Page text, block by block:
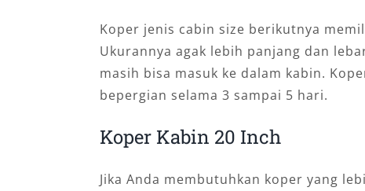
Koper jenis cabin size berikutnya
Ukurannya agak lebih panjang dan
masih bisa masuk ke dalam kabin.
bepergian selama 3 sampai 5 hari.
Koper Kabin 20 Inch
Jika Anda membutuhkan koper yang